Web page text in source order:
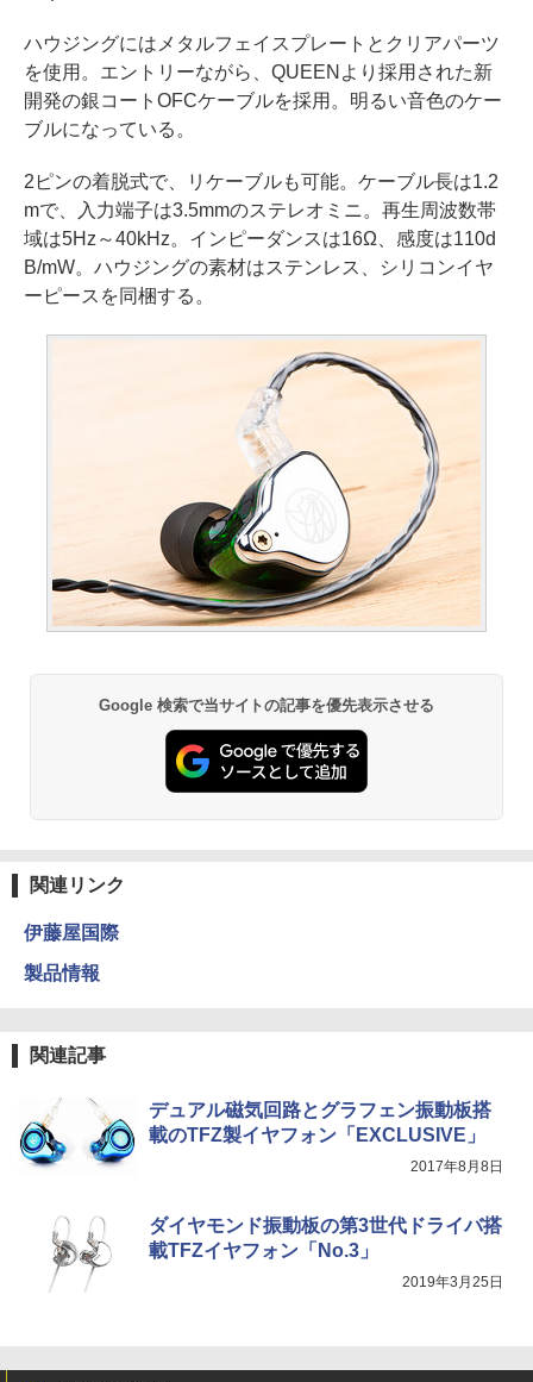
ハウジングにはメタルフェイスプレートとクリアパーツ
を使用。エントリーながら、QUEENより採用された新
開発の銀コートOFCケーブルを採用。明るい音色のケー
ブルになっている。
2ピンの着脱式で、リケーブルも可能。ケーブル長は1.2
mで、入力端子は3.5mmのステレオミニ。再生周波数帯
域は5Hz～40kHz。インピーダンスは16Ω、感度は110d
B/mW。ハウジングの素材はステンレス、シリコンイヤ
ーピースを同梱する。
Google 検索で当サイトの記事を優先表示させる
関連リンク
伊藤屋国際
製品情報
関連記事
デュアル磁気回路とグラフェン振動板搭
載のTFZ製イヤフォン「EXCLUSIVE」
2017年8月8日
ダイヤモンド振動板の第3世代ドライバ搭
載TFZイヤフォン「No.3」
2019年3月25日